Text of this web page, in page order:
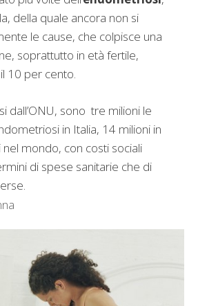
della quale ancora non si
le cause, che colpisce una
soprattutto in età fertile,
10 per cento.
dall’ONU, sono tre milioni le
in Italia, 14 milioni in
mondo, con costi sociali
di spese sanitarie che di